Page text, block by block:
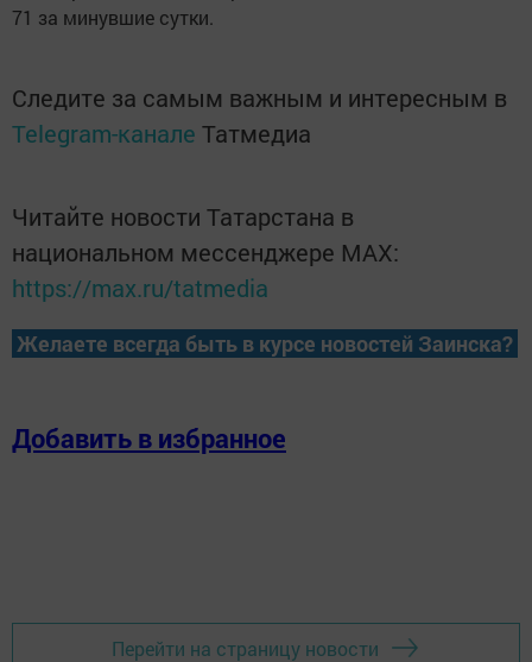
71 за минувшие сутки.
Следите за самым важным и интересным в
Telegram-канале Татмедиа
Читайте новости Татарстана в
национальном мессенджере MАХ:
https://max.ru/tatmedia
Желаете всегда быть в курсе новостей Заинска?
Добавить в избранное
Перейти на страницу новости